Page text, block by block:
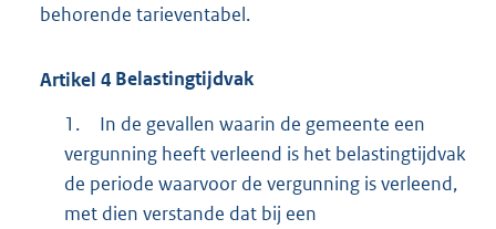
behorende tarieventabel.
Artikel 4 Belastingtijdvak
1.
In de gevallen waarin de gemeente een
vergunning heeft verleend is het belastingtijdvak
de periode waarvoor de vergunning is verleend,
met dien verstande dat bij een